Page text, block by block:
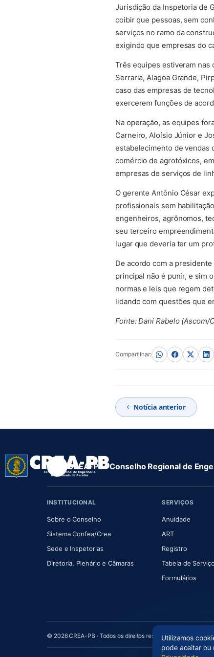
Jurisdição da Inspetoria de
coibir que pessoas, sem
serviços no ramo da
exigindo que empresas do
Três equipes estiveram nas
Serraria, Alagoa Grande,
caso das empresas de
exercerem funções de
Na operação, as equipes
Carneiro, Aloísio Júnior e
estabelecimento de vendas
comércio de agrotóxicos,
empresas de serviços de
O gerente Antônio César
profissionais sem
engenheiros, agrônomos,
seu terceiro
lugar que deveria ter um
De acordo com a
principal não é punir, e sim
normas e leis que regem
lidando com questões que
Fonte: Dani Rabelo (Ascom/
Compartilhar:
Notícia anterior
CREA-PB · Conselho Regional de
INSTITUCIONAL
Sobre o Conselho(abre em nova aba)
Sistema Confea/Crea(abre em nova aba)
Sede e Inspetorias
Diretoria, Plenário e Câmaras(abre em nova aba)
SERVIÇOS
Anuidade(abre
ART(abre em
Registro
Tabela de
Formulários
© 2026 CREA-PB · Todos os direitos reservadosUtilizamos
pode aceitar ou